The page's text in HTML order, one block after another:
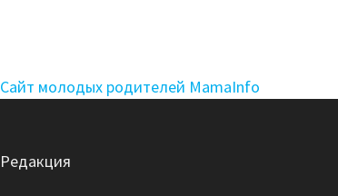
Сайт молодых родителей MamaInfo
Редакция